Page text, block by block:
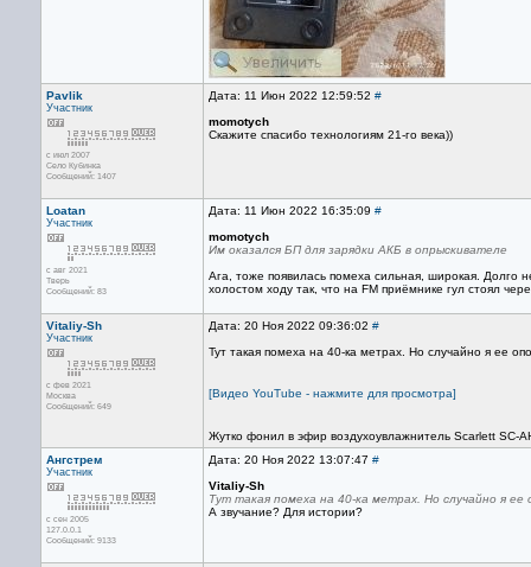
Pavlik
Участник
с июл 2007
Село Кубинка
Сообщений: 1407
Дата: 11 Июн 2022 12:59:52 #
momotych
Скажите спасибо технологиям 21-го века))
Loatan
Участник
с авг 2021
Тверь
Сообщений: 83
Дата: 11 Июн 2022 16:35:09 #
momotych
Им оказался БП для зарядки АКБ в опрыскивателе
Ага, тоже появилась помеха сильная, широкая. Долго
холостом ходу так, что на FM приёмнике гул стоял
Vitaliy-Sh
Участник
с фев 2021
Москва
Сообщений: 649
Дата: 20 Ноя 2022 09:36:02 #
Тут такая помеха на 40-ка метрах. Но случайно я ее
[Видео YouTube - нажмите для просмотра]
Жутко фонил в эфир воздухоувлажнитель Scarlett SC-
Ангстрем
Участник
с сен 2005
127.0.0.1
Сообщений: 9133
Дата: 20 Ноя 2022 13:07:47 #
Vitaliy-Sh
Тут такая помеха на 40-ка метрах. Но случайно я ее
А звучание? Для истории?